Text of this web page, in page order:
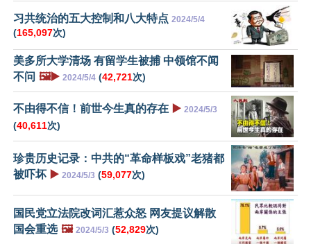
习共统治的五大控制和八大特点 2024/5/4
(165,097次)
美多所大学清场 有留学生被捕 中领馆不闻
不问 🖼️▶️ 2024/5/4 (42,721次)
不由得不信！前世今生真的存在 ▶️ 2024/5/3
(40,611次)
珍贵历史记录：中共的“革命样板戏”老猪都
被吓坏 ▶️ 2024/5/3 (59,077次)
国民党立法院改词汇惹众怒 网友提议解散
国会重选 🖼️ 2024/5/3 (52,829次)